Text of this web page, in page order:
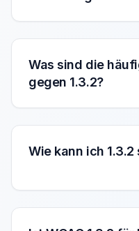
Was sind die
gegen 1.3.2?
Wie kann ich